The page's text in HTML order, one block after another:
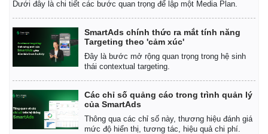
Dưới đây là chi tiết các bước quan trọng để lập một Media Plan.
SmartAds chính thức ra mắt tính năng
Targeting theo 'cảm xúc'
Đây là bước mở rộng quan trọng trong hệ sinh
thái contextual targeting.
Các chỉ số quảng cáo trong trình quản lý
của SmartAds
Thông qua các chỉ số này, thương hiệu đánh giá
mức độ hiển thị, tương tác, hiệu quả chi phí.